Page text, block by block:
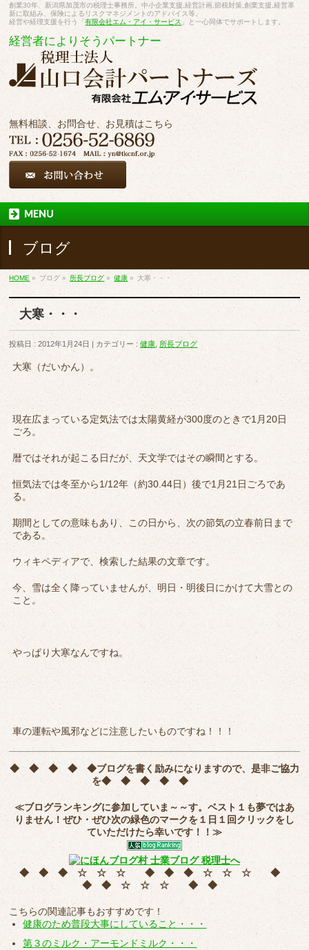
創業30年、新潟県加茂市の税理士事務所。中小企業支援,経営計画,節税対策,創業支援,経営革
新に取組み、保険によるリスクマネジメントのアドバイス等。
経営や経理支援を行う「有限会社エム・アイ・サービス 」と一心同体でサポートします。
経営者によりそうパートナー
無料相談、お問合せ、お見積はこちら
MENU
ブログ
HOME » ブログ » 所長ブログ » 健康 » 大寒・・・
大寒・・・
投稿日 : 2012年1月24日 カテゴリー :健康 所長ブログ
大寒（だいかん）。
現在広まっている定気法では太陽黄経が300度のときで1月20日
ごろ。
暦ではそれが起こる日だが、天文学ではその瞬間とする。
恒気法では冬至から1/12年（約30.44日）後で1月21日ごろであ
る。
期間としての意味もあり、この日から、次の節気の立春前日まで
である。
ウィキペディアで、検索した結果の文章です。
今、雪は全く降っていませんが、明日・明後日にかけて大雪との
こと。
やっぱり大寒なんですね。
車の運転や風邪などに注意したいものですね！！！
◆ ◆ ◆ ◆ ◆ブログを書く励みになりますので、是非ご協力
を◆ ◆ ◆ ◆ ◆
≪ブログランキングに参加していま～～す。ベスト１も夢ではあ
りません！ぜひ・ぜひ次の緑色のマークを１日１回クリックをし
ていただけたら幸いです！！≫
◆ ◆ ◆ ☆ ☆ ☆ ◆ ◆ ◆ ☆ ☆ ☆ ◆
◆ ◆ ☆ ☆ ☆ ◆ ◆
こちらの関連記事もおすすめです！
健康のため普段大事にしていること・・・
第３のミルク・アーモンドミルク・・・